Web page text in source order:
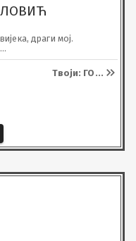
драги мој.
Твоји: ГО ...